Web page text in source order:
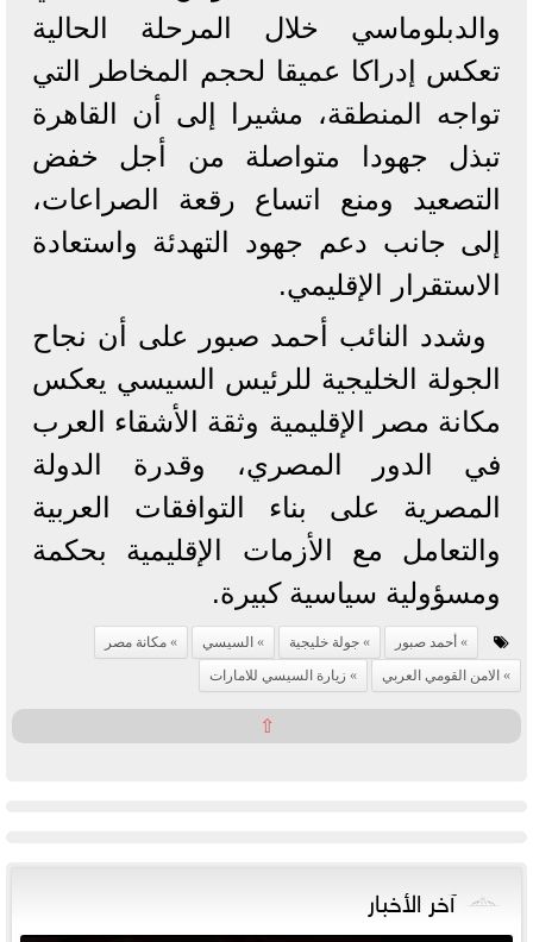
والدبلوماسي خلال المرحلة الحالية
تعكس إدراكا عميقا لحجم المخاطر التي
تواجه المنطقة، مشيرا إلى أن القاهرة
تبذل جهودا متواصلة من أجل خفض
التصعيد ومنع اتساع رقعة الصراعات،
إلى جانب دعم جهود التهدئة واستعادة
الاستقرار الإقليمي.
وشدد النائب أحمد صبور على أن نجاح
الجولة الخليجية للرئيس السيسي يعكس
مكانة مصر الإقليمية وثقة الأشقاء العرب
في الدور المصري، وقدرة الدولة
المصرية على بناء التوافقات العربية
والتعامل مع الأزمات الإقليمية بحكمة
ومسؤولية سياسية كبيرة.
أحمد صبور جولة خليجية السيسي
مكانة مصر
الامن القومي العربي
زيارة السيسي للامارات
⇧
آخر الأخبار